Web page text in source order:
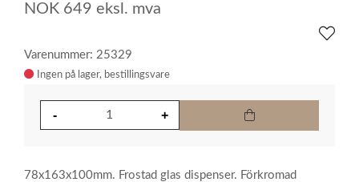
NOK 649 eksl. mva
Varenummer: 25329
Ingen på lager
78x163x100mm. Frostad glas dispenser. Förkromad